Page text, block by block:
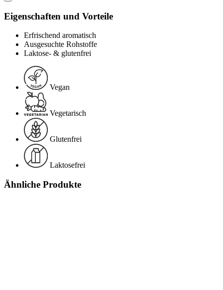
Eigenschaften und Vorteile
Erfrischend aromatisch
Ausgesuchte Rohstoffe
Laktose- & glutenfrei
Vegan
Vegetarisch
Glutenfrei
Laktosefrei
Ähnliche Produkte